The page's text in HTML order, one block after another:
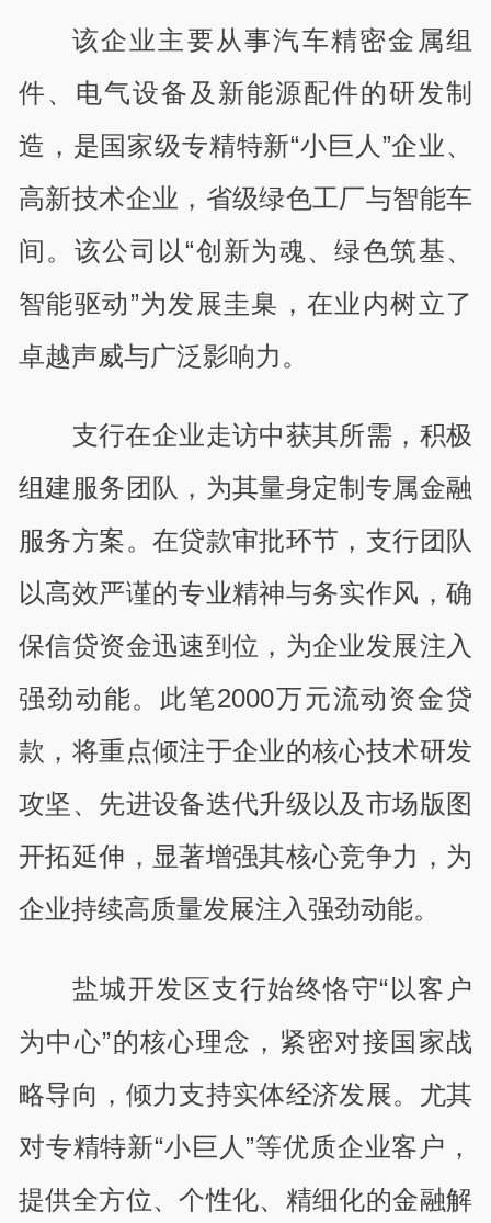
该企业主要从事汽车精密金属组
件、电气设备及新能源配件的研发制
造，是国家级专精特新“小巨人”企业、
高新技术企业，省级绿色工厂与智能车
间。该公司以“创新为魂、绿色筑基、
智能驱动”为发展圭臬，在业内树立了
卓越声威与广泛影响力。
支行在企业走访中获其所需，积极
组建服务团队，为其量身定制专属金融
服务方案。在贷款审批环节，支行团队
以高效严谨的专业精神与务实作风，确
保信贷资金迅速到位，为企业发展注入
强劲动能。此笔2000万元流动资金贷
款，将重点倾注于企业的核心技术研发
攻坚、先进设备迭代升级以及市场版图
开拓延伸，显著增强其核心竞争力，为
企业持续高质量发展注入强劲动能。
盐城开发区支行始终恪守“以客户
为中心”的核心理念，紧密对接国家战
略导向，倾力支持实体经济发展。尤其
对专精特新“小巨人”等优质企业客户，
提供全方位、个性化、精细化的金融解